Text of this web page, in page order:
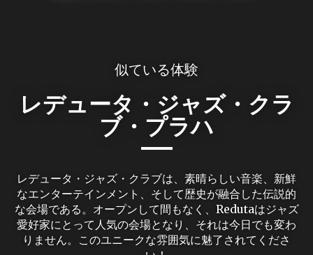
似ている体験
レデュータ・ジャズ・クラ
ブ・プラハ
レデュータ・ジャズ・クラブは、素晴らしい音楽、新鮮
なエンターテインメント、そして歴史が融合した伝説的
な会場である。オープンして間もなく、Redutaはジャズ
愛好家にとって人気の会場となり、それは今日でも変わ
りません。このユニークな雰囲気に魅了されてくださ